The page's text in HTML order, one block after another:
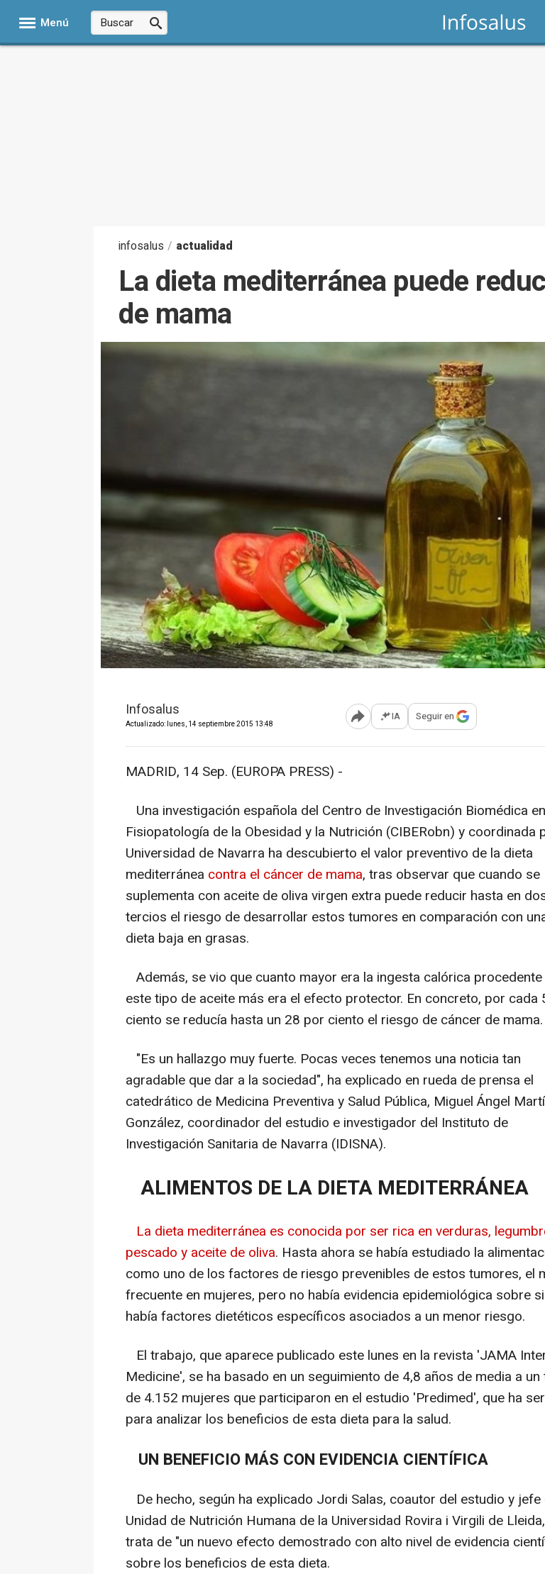
Menú
infosalus / actualidad
La dieta mediterránea puede
de mama
Infosalus
Actualizado: lunes, 14 septiembre 2015 13:48 Abrir opciones para compartir
IA Seguir en
MADRID, 14 Sep. (EUROPA PRESS) -
Una investigación española del Centro de Investigación Biomédica
Fisiopatología de la Obesidad y la Nutrición (CIBERobn) y coordinada
Universidad de Navarra ha descubierto el valor preventivo de la dieta
mediterránea contra el cáncer de mama, tras observar que cuando se
suplementa con aceite de oliva virgen extra puede reducir hasta en
tercios el riesgo de desarrollar estos tumores en comparación con
dieta baja en grasas.
Además, se vio que cuanto mayor era la ingesta calórica
este tipo de aceite más era el efecto protector. En concreto, por cada
ciento se reducía hasta un 28 por ciento el riesgo de cáncer de mama.
"Es un hallazgo muy fuerte. Pocas veces tenemos una noticia tan
agradable que dar a la sociedad", ha explicado en rueda de prensa el
catedrático de Medicina Preventiva y Salud Pública, Miguel Ángel
González, coordinador del estudio e investigador del Instituto de
Investigación Sanitaria de Navarra (IDISNA).
ALIMENTOS DE LA DIETA MEDITERRÁNEA
La dieta mediterránea es conocida por ser rica en verduras,
pescado y aceite de oliva. Hasta ahora se había estudiado la
como uno de los factores de riesgo prevenibles de estos tumores, el
frecuente en mujeres, pero no había evidencia epidemiológica sobre si
había factores dietéticos específicos asociados a un menor riesgo.
El trabajo, que aparece publicado este lunes en la revista 'JAMA
Medicine', se ha basado en un seguimiento de 4,8 años de media a un
de 4.152 mujeres que participaron en el estudio 'Predimed', que ha
para analizar los beneficios de esta dieta para la salud.
UN BENEFICIO MÁS CON EVIDENCIA CIENTÍFICA
De hecho, según ha explicado Jordi Salas, coautor del estudio y jefe
Unidad de Nutrición Humana de la Universidad Rovira i Virgili de
trata de "un nuevo efecto demostrado con alto nivel de evidencia
sobre los beneficios de esta dieta.